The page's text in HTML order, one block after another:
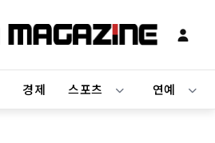
경제 스포츠 연예